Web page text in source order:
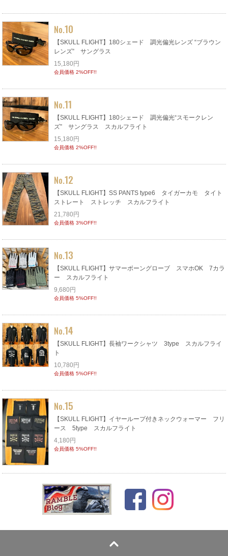
No.10
【SKULL FLIGHT】180シェード 調光偏光レンズ “ブラウン
レンズ” サングラス
15,180円
会員価格 2%OFF!!
No.11
【SKULL FLIGHT】180シェード 調光偏光“スモークレン
ズ” サングラス スカルフライト
15,180円
会員価格 2%OFF!!
No.12
【SKULL FLIGHT】SS PANTS type6 タイガーカモ タイト
ストレート ストレッチ スカルフライト
21,780円
会員価格 3%OFF!!
No.13
【SKULL FLIGHT】サマーボーングローブ スマホOK 7カラ
ー スカルフライト
9,680円
会員価格 5%OFF!!
No.14
【SKULL FLIGHT】長袖ワークシャツ 3type スカルフライ
ト
10,780円
会員価格 5%OFF!!
No.15
【SKULL FLIGHT】イヤーループ付きネックウォーマー フリ
ース 5type スカルフライト
4,180円
会員価格 5%OFF!!